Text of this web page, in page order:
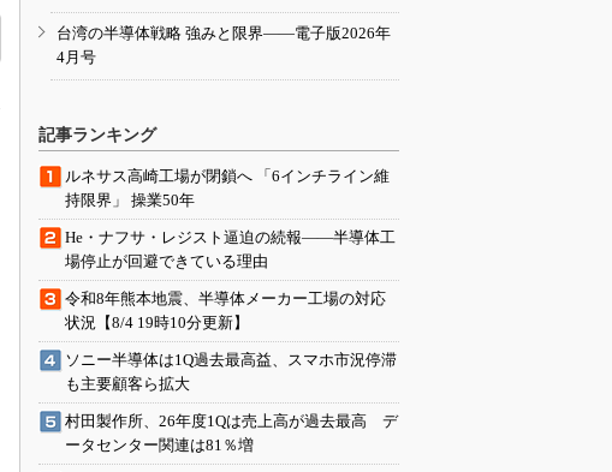
台湾の半導体戦略 強みと限界――電子版2026年
4月号
記事ランキング
ルネサス高崎工場が閉鎖へ 「6インチライン維
持限界」 操業50年
He・ナフサ・レジスト逼迫の続報――半導体工
場停止が回避できている理由
令和8年熊本地震、半導体メーカー工場の対応
状況【8/4 19時10分更新】
ソニー半導体は1Q過去最高益、スマホ市況停滞
も主要顧客ら拡大
村田製作所、26年度1Qは売上高が過去最高 デ
ータセンター関連は81％増